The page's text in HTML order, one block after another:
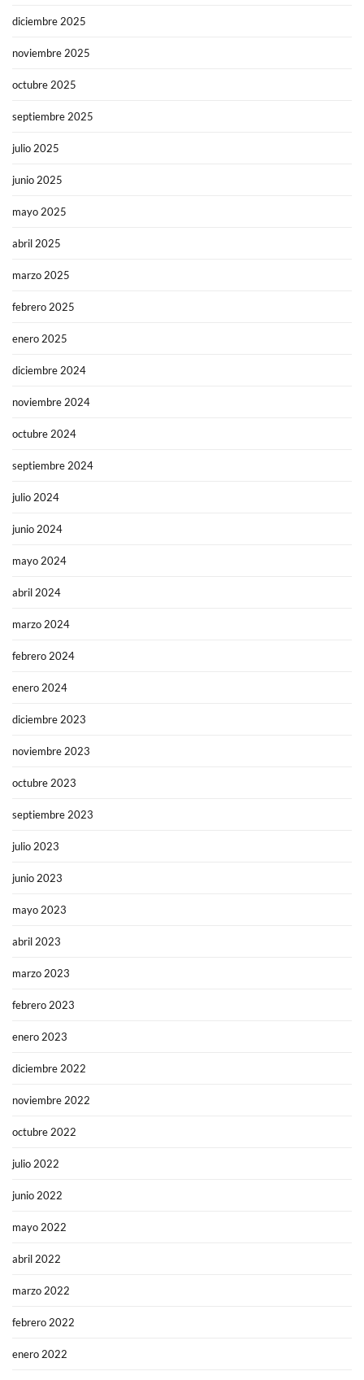
diciembre 2025
noviembre 2025
octubre 2025
septiembre 2025
julio 2025
junio 2025
mayo 2025
abril 2025
marzo 2025
febrero 2025
enero 2025
diciembre 2024
noviembre 2024
octubre 2024
septiembre 2024
julio 2024
junio 2024
mayo 2024
abril 2024
marzo 2024
febrero 2024
enero 2024
diciembre 2023
noviembre 2023
octubre 2023
septiembre 2023
julio 2023
junio 2023
mayo 2023
abril 2023
marzo 2023
febrero 2023
enero 2023
diciembre 2022
noviembre 2022
octubre 2022
julio 2022
junio 2022
mayo 2022
abril 2022
marzo 2022
febrero 2022
enero 2022